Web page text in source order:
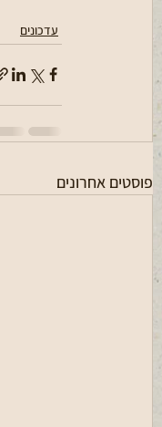
עדכונים
פוסטים אחרונים